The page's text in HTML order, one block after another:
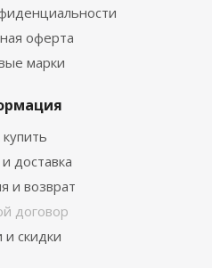
оферта
марки
купить
доставка
и возврат
договор
и скидки